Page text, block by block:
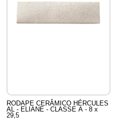
RODAPE CERÂMICO HÉRCULES
AL - ELIANE - CLASSE A - 8 x
29,5